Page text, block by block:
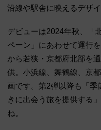
沿線や駅舎に映えるデザ
デビューは2024年秋、「
ペーン」にあわせて運行
から若狭・京都府北部を
供。小浜線、舞鶴線、京
画です。第2弾以降も「
きに出会う旅を提供する
ね。